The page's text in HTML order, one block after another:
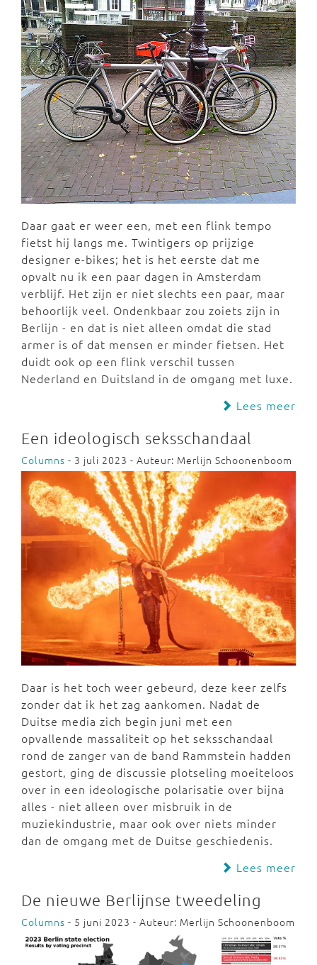
Daar gaat er weer een, met een flink tempo
fietst hij langs me. Twintigers op prijzige
designer e-bikes; het is het eerste dat me
opvalt nu ik een paar dagen in Amsterdam
verblijf. Het zijn er niet slechts een paar, maar
behoorlijk veel. Ondenkbaar zou zoiets zijn in
Berlijn - en dat is niet alleen omdat die stad
armer is of dat mensen er minder fietsen. Het
duidt ook op een flink verschil tussen
Nederland en Duitsland in de omgang met luxe.
Lees meer
Een ideologisch seksschandaal
Columns - 3 juli 2023 - Auteur: Merlijn Schoonenboom
Daar is het toch weer gebeurd, deze keer zelfs
zonder dat ik het zag aankomen. Nadat de
Duitse media zich begin juni met een
opvallende massaliteit op het seksschandaal
rond de zanger van de band Rammstein hadden
gestort, ging de discussie plotseling moeiteloos
over in een ideologische polarisatie over bijna
alles - niet alleen over misbruik in de
muziekindustrie, maar ook over niets minder
dan de omgang met de Duitse geschiedenis.
Lees meer
De nieuwe Berlijnse tweedeling
Columns - 5 juni 2023 - Auteur: Merlijn Schoonenboom